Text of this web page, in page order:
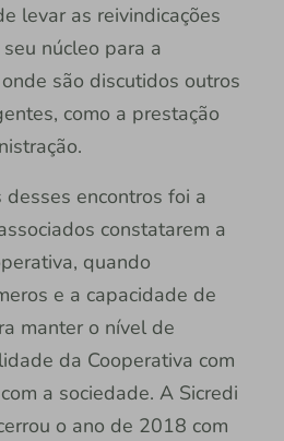
levar as reivindicações
núcleo para a
são discutidos outros
como a prestação
encontros foi a
constatarem a
quando
e a capacidade de
manter o nível de
da Cooperativa com
a sociedade. A Sicredi
o ano de 2018 com